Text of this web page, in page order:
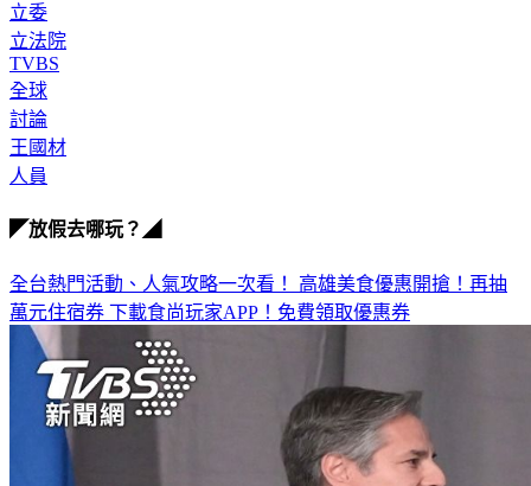
安全
立委
立法院
TVBS
全球
討論
王國材
全台熱門活動、人氣攻略一次看！高雄美食優惠開搶！再抽
萬元住宿券
下載食尚玩家APP！免費領取優惠券